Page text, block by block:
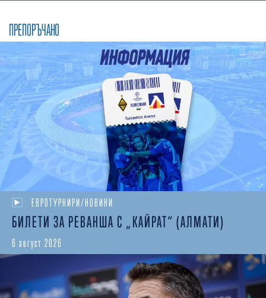
ПРЕПОРЪЧАНО
ЕВРОТУРНИРИ/НОВИНИ
БИЛЕТИ ЗА РЕВАНША С „КАЙРАТ“ (АЛМАТИ)
6 август 2026